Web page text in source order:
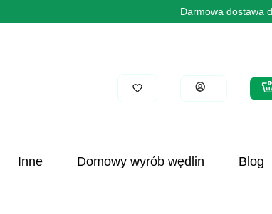
Darmowa dostawa
Zaloguj się
Inne Domowy wyrób wędlin Blog